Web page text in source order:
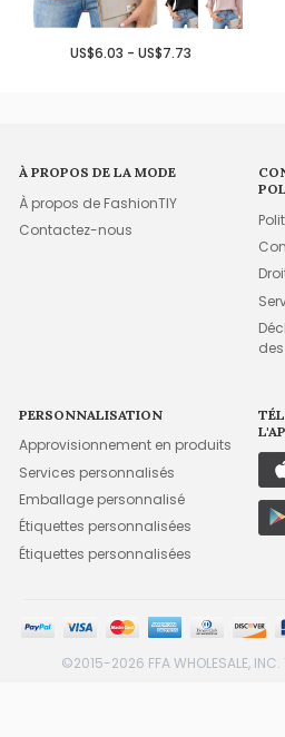
US$6.03 - US$7.73
À PROPOS DE LA MODE
À propos de FashionTIY
Contactez-nous
PERSONNALISATION
Approvisionnement en produits
Services personnalisés
Emballage personnalisé
Étiquettes personnalisées
Étiquettes personnalisées
©2015-2026 FFA WHOLESALE, INC.